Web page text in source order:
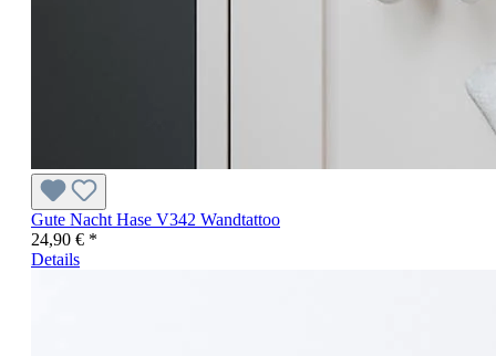
Gute Nacht Hase V342 Wandtattoo
24,90 € *
Details